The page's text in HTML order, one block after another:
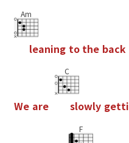
Am
leaning to the back
We are
C
slowly getti
F